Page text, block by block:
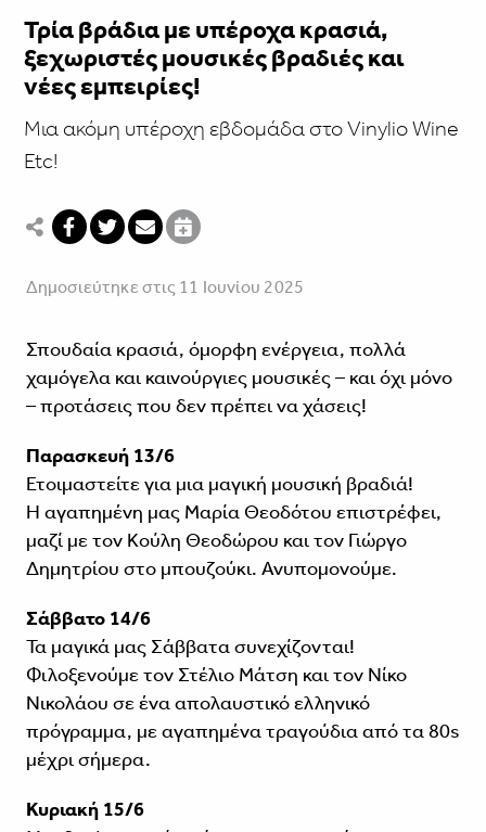
Τρία βράδια με υπέροχα κρασιά,
ξεχωριστές μουσικές βραδιές και
νέες εμπειρίες!
Μια ακόμη υπέροχη εβδομάδα στο Vinylio Wine
Etc!
Δημοσιεύτηκε στις 11 Ιουνίου 2025
Σπουδαία κρασιά, όμορφη ενέργεια, πολλά
χαμόγελα και καινούργιες μουσικές – και όχι μόνο
– προτάσεις που δεν πρέπει να χάσεις!
Παρασκευή 13/6
Ετοιμαστείτε για μια μαγική μουσική βραδιά!
Η αγαπημένη μας Μαρία Θεοδότου επιστρέφει,
μαζί με τον Κούλη Θεοδώρου και τον Γιώργο
Δημητρίου στο μπουζούκι. Ανυπομονούμε.
Σάββατο 14/6
Τα μαγικά μας Σάββατα συνεχίζονται!
Φιλοξενούμε τον Στέλιο Μάτση και τον Νίκο
Νικολάου σε ένα απολαυστικό ελληνικό
πρόγραμμα, με αγαπημένα τραγούδια από τα 80s
μέχρι σήμερα.
Κυριακή 15/6